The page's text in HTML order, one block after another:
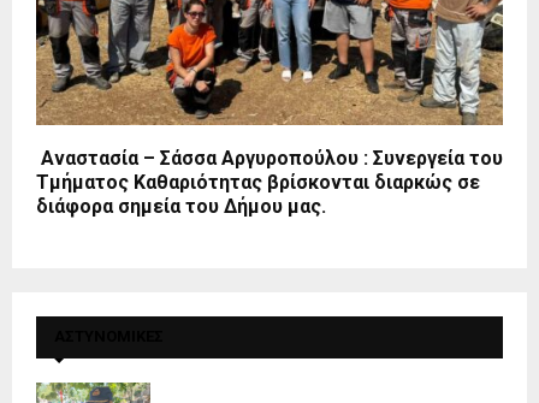
Αναστασία – Σάσσα Αργυροπούλου : Συνεργεία του
Τμήματος Καθαριότητας βρίσκονται διαρκώς σε
διάφορα σημεία του Δήμου μας.